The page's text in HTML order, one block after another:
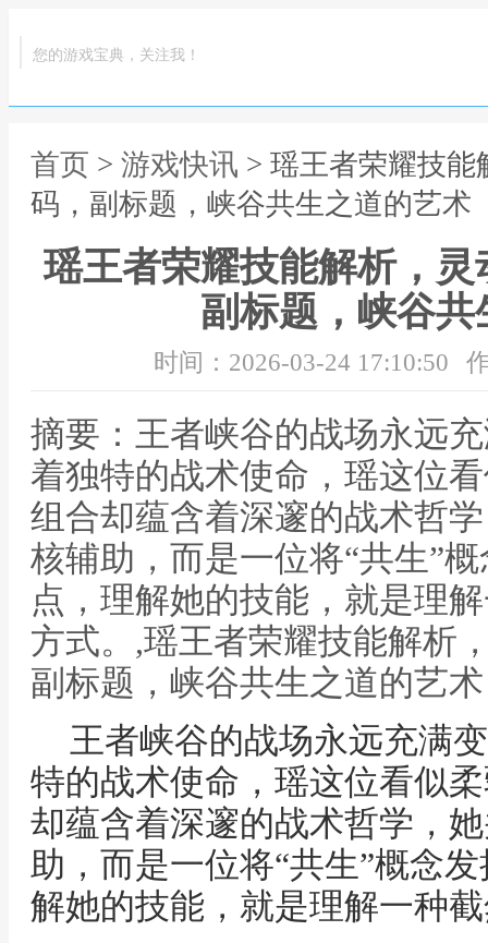
您的游戏宝典，关注我！
首页 > 游戏快讯 > 瑶王者荣耀技
码，副标题，峡谷共生之道的艺术
瑶王者荣耀技能解析，
副标题，峡谷
时间：2026-03-24 17:10:50
摘要：王者峡谷的战场永远
着独特的战术使命，瑶这位
组合却蕴含着深邃的战术哲
核辅助，而是一位将“共生”
点，理解她的技能，就是理
方式。,瑶王者荣耀技能解析
副标题，峡谷共生之道的艺术
王者峡谷的战场永远充满
特的战术使命，瑶这位看似
却蕴含着深邃的战术哲学，
助，而是一位将“共生”概念
解她的技能，就是理解一种